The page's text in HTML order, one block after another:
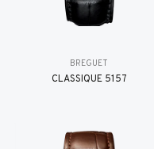
BREGUET
CLASSIQUE 5157